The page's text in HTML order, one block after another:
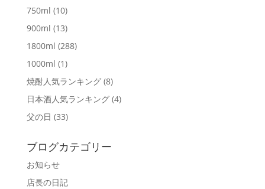
750ml (10)
900ml (13)
1800ml (288)
1000ml (1)
焼酎人気ランキング (8)
日本酒人気ランキング (4)
父の日 (33)
ブログカテゴリー
お知らせ
店長の日記